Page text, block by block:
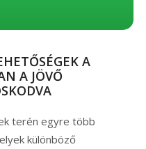
A
A JÖVŐ
terén egyre több
különböző